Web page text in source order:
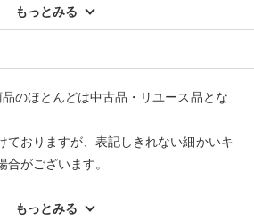
対応いたします。
頂いた商品は、店頭での返品はお受け
修理及び交換に関しては承ることがで
もっとみる
のほとんどは中古品・リユース品とな
ておりますが、表記しきれない細かいキ
がございます。
もっとみる